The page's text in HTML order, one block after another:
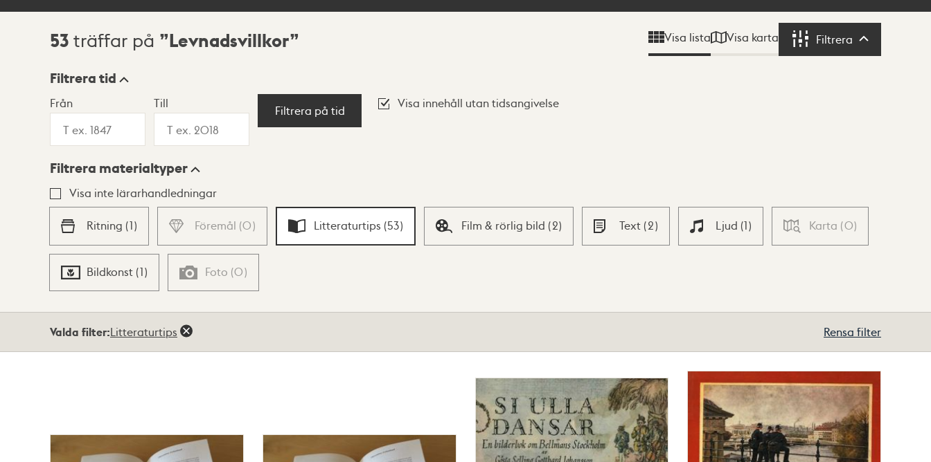
Sökresultat
53 träffar på Levnadsvillkor Visa lista Visa karta Filtrera Filtrera
Visningsläge
Lista Karta
Filtrera tid
Från Till
Filtrera på tid
Visa innehåll utan tidsangivelse
Filtrera materialtyper
Visa inte lärarhandledningar
Ritning (1) Föremål (0) Litteraturtips (53) Film & rörlig bild (2) Text (2) Ljud (1) Karta (0)
Bildkonst (1) Foto (0)
Valda filter:Litteraturtips Rensa filter